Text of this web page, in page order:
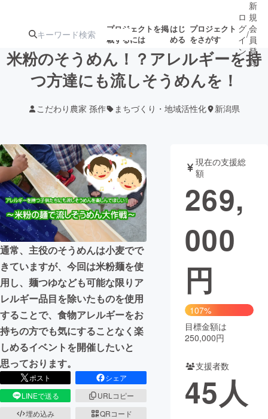
プロジェクトを掲
載するには
はじ
める
プロジェクト
をさがす
ジェクト
注目のリ
ターン
注目の新着プロ
ジェクト
募集終了が近いプ
ロジェクト
もうすぐ公開
されます
アート・写真 音楽
テクノロジー・ガジェット ゲーム・サ
映像・映画
ビジネス・起業
まちづくり・地域活性化
CAMPFIRE for Social Good
CAMPFIRE Creation
CAMPFIREふるさと納税
コミュニティ
ロ
グ
イ
ン
/
新
規
会
員
登
録
米粉のそうめん！？アレルギーを持
つ方達にも流しそうめんを！
こだわり農家 孫作 まちづくり・地域活性化 新潟県
通常、主役のそうめんは小麦でで
きていますが、今回は米粉麺を使
用し、麺つゆなども可能な限りア
レルギー品目を除いたものを使用
することで、食物アレルギーをお
持ちの方でも気にすることなく楽
しめるイベントを開催したいと
思っております。
ポスト
シェア
LINEで送る
URLコピー
埋め込み
QRコード
現在の支援総
額
269,
000
円
107%
目標金額は
250,000円
支援者数
45人